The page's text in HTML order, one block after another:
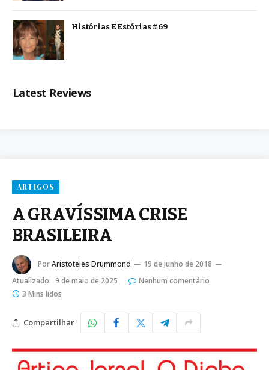
Histórias E Estórias #69
Latest Reviews
ARTIGOS
A GRAVÍSSIMA CRISE
BRASILEIRA
PorAristoteles Drummond
19 de junho de 2018
Atualizado: 9 de maio de 2025
Nenhum comentário
3 Mins lidos
Compartilhar